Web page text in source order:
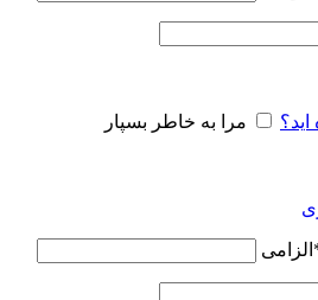
مرا به خاطر بسپار
الزامی